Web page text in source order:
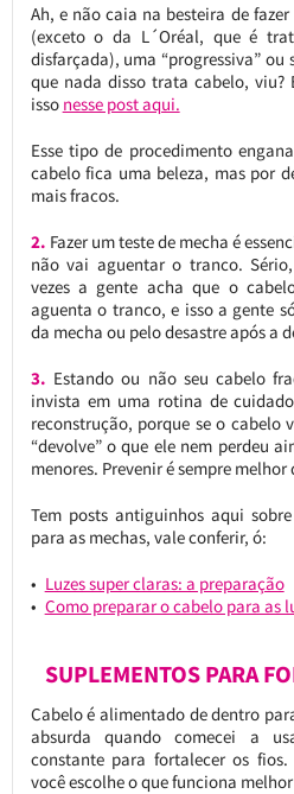
Ah, e não caia na besteira de fazer
(exceto o da L´Oréal, que é
disfarçada), uma “progressiva”
que nada disso trata cabelo,
isso nesse post aqui.
Esse tipo de procedimento
cabelo fica uma beleza, mas por
mais fracos.
2. Fazer um teste de mecha é
não vai aguentar o tranco.
vezes a gente acha que o
aguenta o tranco, e isso a gente
da mecha ou pelo desastre após a
3. Estando ou não seu cabelo
invista em uma rotina de
reconstrução, porque se o cabelo
“devolve” o que ele nem perdeu
menores. Prevenir é sempre
Tem posts antiguinhos aqui
para as mechas, vale conferir, ó:
Luzes super claras: a preparação
Como preparar o cabelo para as
SUPLEMENTOS PARA
Cabelo é alimentado de dentro
absurda quando comecei a
constante para fortalecer os fios.
você escolhe o que funciona